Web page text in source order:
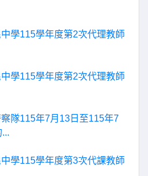
學115學年度第2次代理教師
學115學年度第2次代理教師
隊115年7月13日至115年7
學115學年度第3次代課教師